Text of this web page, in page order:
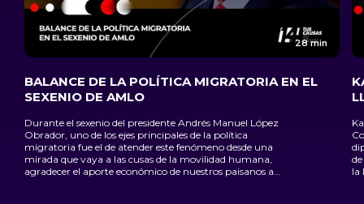
28 min
BALANCE DE LA POLÍTICA MIGRATORIA EN EL
SEXENIO DE AMLO
Durante el sexenio del presidente Andrés Manuel López
Obrador, uno de los ejes principales de la política
migratoria fue el de atender este fenómeno desde una
mirada que vaya a las cusas de la movilidad humana,
agradecer el aporte económico de nuestros paisanos a
la